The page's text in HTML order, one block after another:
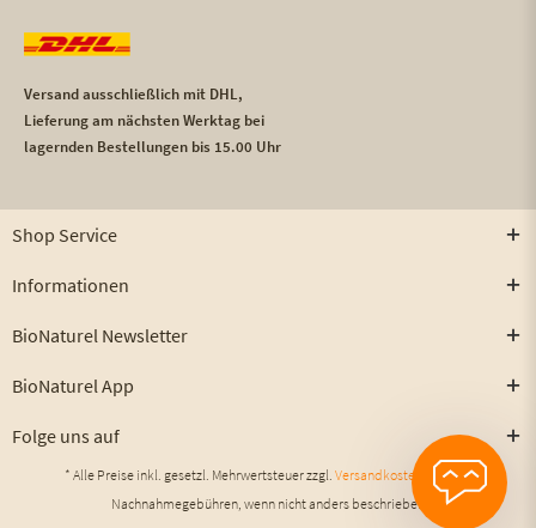
Versand ausschließlich mit DHL,
Lieferung am nächsten Werktag bei
lagernden Bestellungen bis 15.00 Uhr
Shop Service
Informationen
BioNaturel Newsletter
BioNaturel App
Folge uns auf
* Alle Preise inkl. gesetzl. Mehrwertsteuer zzgl. Versandkosten
und ggf.
Nachnahmegebühren, wenn nicht anders beschrieben